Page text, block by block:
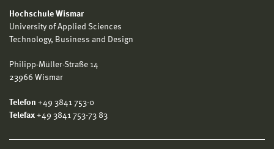
Hochschule Wismar
University of Applied Sciences
Technology, Business and Design
Philipp-Müller-Straße 14
23966 Wismar
Telefon +49 3841 753-0
Telefax +49 3841 753-73 83